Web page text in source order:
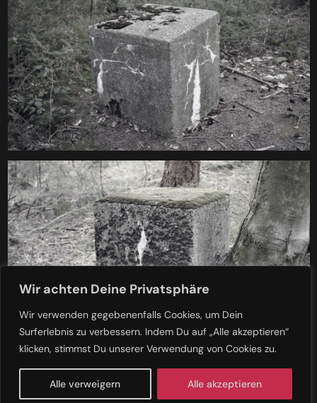
Wir achten Deine Privatsphäre
Wir verwenden gegebenenfalls Cookies, um Dein
Surferlebnis zu verbessern. Indem Du auf „Alle akzeptieren“
klicken, stimmst Du unserer Verwendung von Cookies zu.
Alle verweigern Alle akzeptieren